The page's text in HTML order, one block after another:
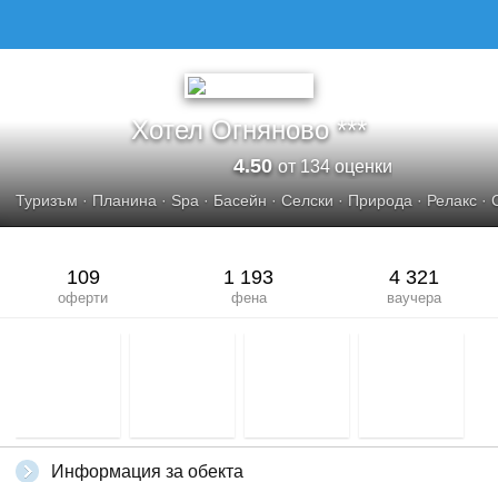
Хотел Огняново ***
4.50от 134 оценки
Туризъм · Планина · Spa · Басейн · Селски · Природа · Релакс ·
109
оферти
1 193
фена
4 321
ваучера
Информация за обекта